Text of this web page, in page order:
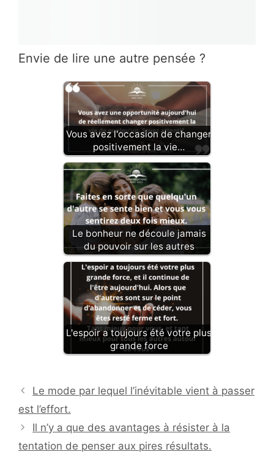
Envie de lire une autre pensée ?
Vous avez l'occasion de changer
positivement la vie…
Le bonheur ne découle jamais
du pouvoir sur les autres
L'espoir a toujours été votre plus
grande force
Le mode par lequel l’inévitable vient à passer
est l’effort.
Il n’y a que des avantages à résister à la
tentation de penser aux pires résultats.